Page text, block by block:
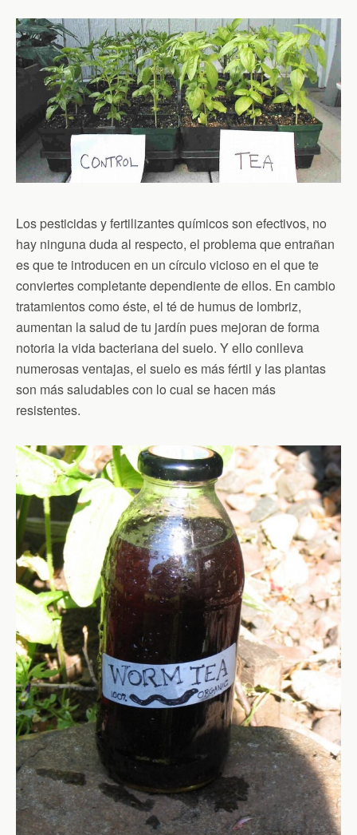
Los pesticidas y fertilizantes químicos son efectivos, no
hay ninguna duda al respecto, el problema que entrañan
es que te introducen en un círculo vicioso en el que te
conviertes completante dependiente de ellos. En cambio
tratamientos como éste, el té de humus de lombriz,
aumentan la salud de tu jardín pues mejoran de forma
notoria la vida bacteriana del suelo. Y ello conlleva
numerosas ventajas, el suelo es más fértil y las plantas
son más saludables con lo cual se hacen más
resistentes.